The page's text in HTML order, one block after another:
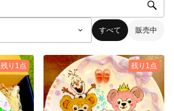
すべて 販売中
残り1点 残り1点